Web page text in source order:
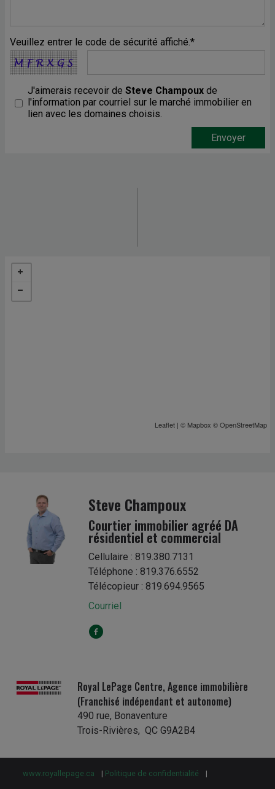
Veuillez entrer le code de sécurité affiché.*
J'aimerais recevoir de Steve Champoux de
l'information par courriel sur le marché immobilier en
lien avec les domaines choisis.
Leaflet | © Mapbox ©OpenStreetMap
Steve Champoux
Courtier immobilier agréé DA
résidentiel et commercial
Cellulaire : 819.380.7131
Téléphone : 819.376.6552
Télécopieur : 819.694.9565
Courriel
Royal LePage Centre, Agence immobilière
(Franchisé indépendant et autonome)
490 rue, Bonaventure
Trois-Rivières, QC G9A2B4
www.royallepage.ca | Politique de confidentialité |